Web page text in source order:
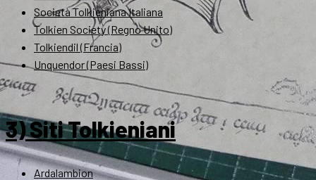
Società Tolkieniana Italiana
Tolkien Society (Regno Unito)
Tolkiendil (Francia)
Unquendor (Paesi Bassi)
3) Siti Tolkieniani
Ardalambion